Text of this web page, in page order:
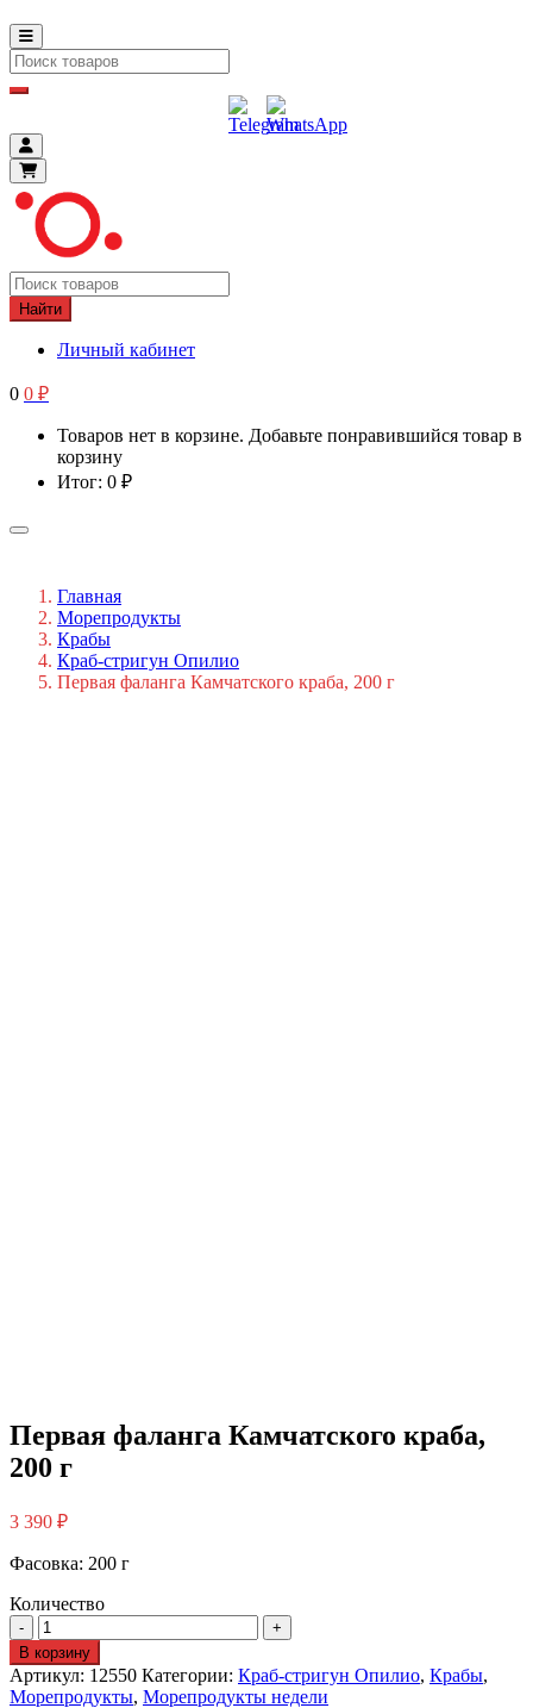
Найти
Личный кабинет
0 0 ₽
Товаров нет в корзине. Добавьте понравившийся товар в
корзину
Итог: 0 ₽
Главная
Морепродукты
Крабы
Краб-стригун Опилио
Первая фаланга Камчатского краба, 200 г
Первая фаланга Камчатского краба,
200 г
3 390 ₽
Фасовка: 200 г
Количество
В корзину
Артикул: 12550 Категории: Краб-стригун Опилио, Крабы,
Морепродукты, Морепродукты недели